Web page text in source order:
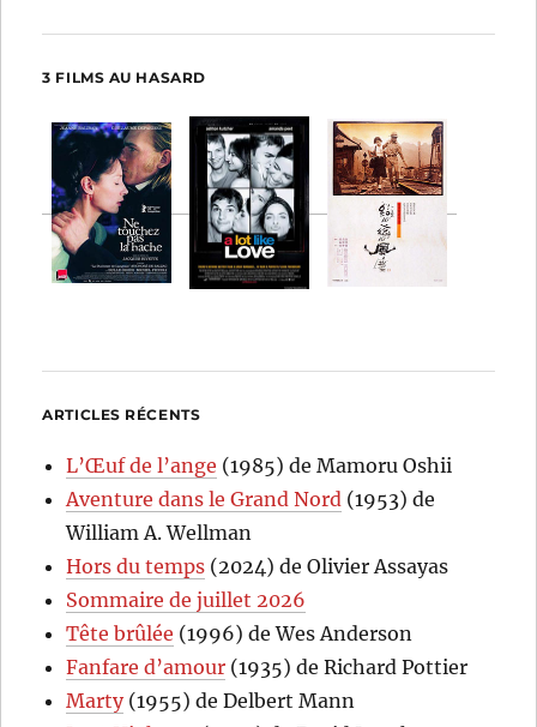
3 FILMS AU HASARD
ARTICLES RÉCENTS
L’Œuf de l’ange (1985) de Mamoru Oshii
Aventure dans le Grand Nord (1953) de
William A. Wellman
Hors du temps (2024) de Olivier Assayas
Sommaire de juillet 2026
Tête brûlée (1996) de Wes Anderson
Fanfare d’amour (1935) de Richard Pottier
Marty(1955) de Delbert Mann